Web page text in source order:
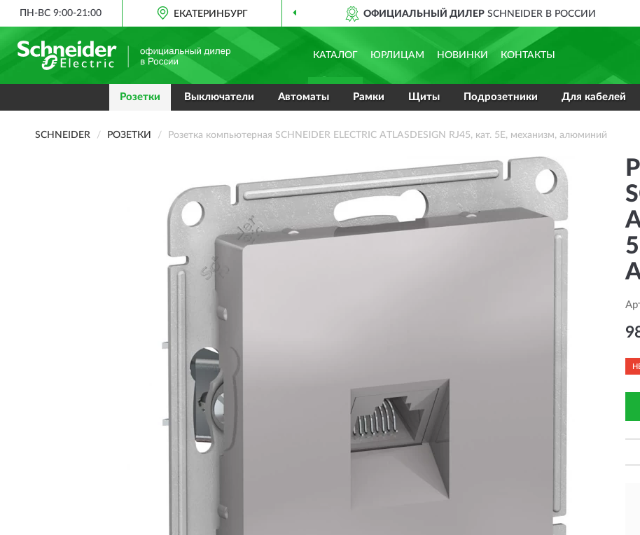
ПН-ВС 9:00-21:00 ЕКАТЕРИНБУРГ ОФИЦИАЛЬНЫЙ ДИЛЕР SCHNEIDER В РОССИИ
КАТАЛОГ ЮРЛИЦАМ НОВИНКИ КОНТАКТЫ
Розетки Выключатели Автоматы Рамки Щиты Подрозетники Для кабелей
SCHNEIDER РОЗЕТКИ Розетка компьютерная SCHNEIDER ELECTRIC ATLASDESIGN RJ45, кат. 5Е, механизм, алюминий